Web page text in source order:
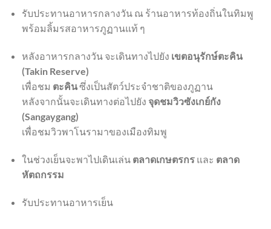
รับประทานอาหารกลางวัน ณ ร้านอาหารท้องถิ่นในทิมพู
พร้อมลิ้มรสอาหารภูฏานแท้ ๆ
หลังอาหารกลางวัน จะเดินทางไปยัง เขตอนุรักษ์ตะคิน
(Takin Reserve)
เพื่อชม ตะคินซึ่งเป็นสัตว์ประจำชาติของภูฏาน
หลังจากนั้นจะเดินทางต่อไปยัง จุดชมวิวซังเกย์กัง
(Sangaygang)
เพื่อชมวิวพาโนรามาของเมืองทิมพู
ในช่วงเย็นจะพาไปเดินเล่น ตลาดเกษตรกรและ ตลาด
หัตถกรรม
รับประทานอาหารเย็น